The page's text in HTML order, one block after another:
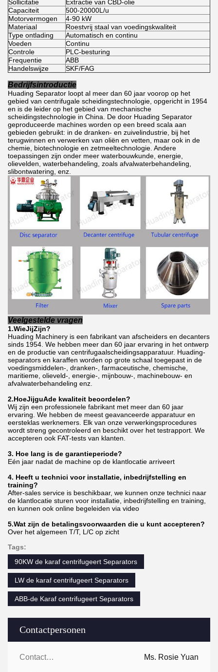
Contactpersonen
Contactpersonen: Ms. Rosie Yuan
Sollicitatie
Extractie van CBD-olie
Capaciteit
500-20000L/u
Motorvermogen
4-90 kW
Materiaal
Roestvrij staal van voedingskwaliteit
Type ontlading
Automatisch en continu
Voeden
Continu
Controle
PLC-besturing
Frequentie
ABB
Handelswijze
SKF/FAG
Bedrijfsintroductie
Huading Separator loopt al meer dan 60 jaar voorop op het
gebied van centrifugale scheidingstechnologie, opgericht in 1954
en is de leider op het gebied van mechanische
scheidingstechnologie in China. De door Huading Separator
geproduceerde machines worden op een breed scala aan
gebieden gebruikt: in de dranken- en zuivelindustrie, bij het
terugwinnen en verwerken van oliën en vetten, maar ook in de
chemie, biotechnologie en zetmeeltechnologie. Andere
toepassingen zijn onder meer waterbouwkunde, energie,
olievelden, waterbehandeling, zoals afvalwaterbehandeling,
slibontwatering, enz.
Veelgestelde vragen
1.WieJijZijn?
Huading Machinery is een fabrikant van afscheiders en decanters
sinds 1954. We hebben meer dan 60 jaar ervaring in het ontwerp
en de productie van centrifugaalscheidingsapparatuur. Huading-
separators en karaffen worden op grote schaal toegepast in de
voedingsmiddelen-, dranken-, farmaceutische, chemische,
maritieme, olieveld-, energie-, mijnbouw-, machinebouw- en
afvalwaterbehandeling enz.
2.HoeJijguAde kwaliteit beoordelen?
Wij zijn een professionele fabrikant met meer dan 60 jaar
ervaring. We hebben de meest geavanceerde apparatuur en
eersteklas werknemers. Elk van onze verwerkingsprocedures
wordt streng gecontroleerd en beschikt over het testrapport. We
accepteren ook FAT-tests van klanten.
3. Hoe lang is de garantieperiode?
Eén jaar nadat de machine op de klantlocatie arriveert
4. Heeft u technici voor installatie, inbedrijfstelling en
training?
After-sales service is beschikbaar, we kunnen onze technici naar
de klantlocatie sturen voor installatie, inbedrijfstelling en training,
en kunnen ook online begeleiden via video
5.Wat zijn de betalingsvoorwaarden die u kunt accepteren?
Over het algemeen T/T, L/C op zicht
Tags:
90KW de karaf centrifugeert Separators
LW de karaf centrifugeert Separators
ABB-de Karaf centrifugeert Separators